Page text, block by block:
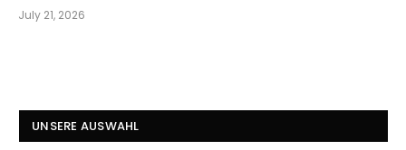
July 21, 2026
UNSERE AUSWAHL